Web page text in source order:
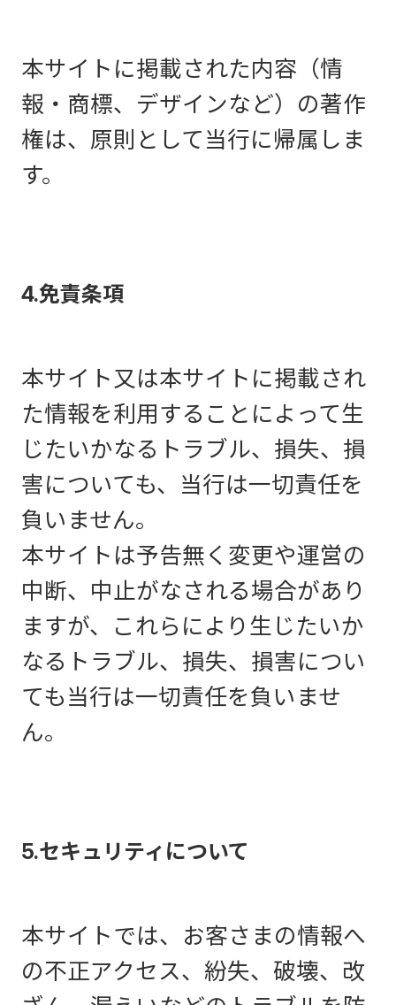
本サイトに掲載された内容（情
報・商標、デザインなど）の著作
権は、原則として当行に帰属しま
す。
4.免責条項
本サイト又は本サイトに掲載され
た情報を利用することによって生
じたいかなるトラブル、損失、損
害についても、当行は一切責任を
負いません。
本サイトは予告無く変更や運営の
中断、中止がなされる場合があり
ますが、これらにより生じたいか
なるトラブル、損失、損害につい
ても当行は一切責任を負いませ
ん。
5.セキュリティについて
本サイトでは、お客さまの情報へ
の不正アクセス、紛失、破壊、改